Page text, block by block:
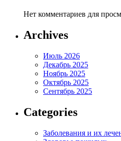
Нет комментариев для
Archives
Июль 2026
Декабрь 2025
Ноябрь 2025
Октябрь 2025
Сентябрь 2025
Categories
Заболевания и их